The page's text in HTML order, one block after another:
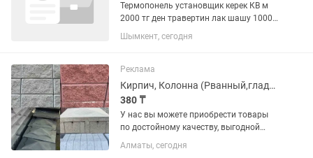
Термопонель установщик керек КВ м
2000 тг ден травертин лак шашу 1000
кв м 3 объект бар Таргет жибертып
клиент озым табам Только жумыс
катырмайсыздар. Октай етып...
Шымкент, сегодня
Реклама
Кирпич, Колонна (Рванный,гладкий), Шляпы для забора
380 ₸
У нас вы можете приобрести товары
по достойному качеству, выгодной
цене и по гарантии. В наличии имеются
различные виды на «БРУСЧАТКА» ,
Алматы, сегодня